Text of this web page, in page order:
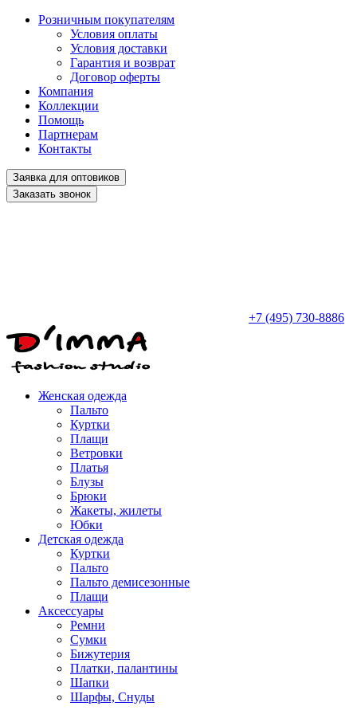
Розничным покупателям
Условия оплаты
Условия доставки
Гарантия и возврат
Договор оферты
Компания
Коллекции
Помощь
Партнерам
Контакты
Заявка для оптовиков
Заказать звонок
+7 (495) 730-8886
Женская одежда
Пальто
Куртки
Плащи
Ветровки
Платья
Блузы
Брюки
Жакеты, жилеты
Юбки
Детская одежда
Куртки
Пальто
Пальто демисезонные
Плащи
Аксессуары
Ремни
Сумки
Бижутерия
Платки, палантины
Шапки
Шарфы, Снуды